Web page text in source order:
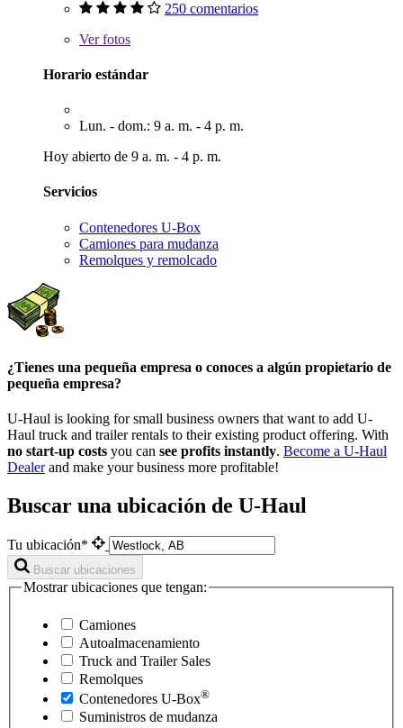
250 comentarios
Verfotos
Horario estándar
Lun. - dom.: 9 a. m. - 4 p. m.
Hoy abierto de 9 a. m. - 4 p. m.
Servicios
Contenedores U-Box
Camiones para mudanza
Remolques y remolcado
¿Tienes una pequeña empresa o conoces a algún propietario de
pequeña empresa?
U-Haul is looking for small business owners that want to add U-
Haul truck and trailer rentals to their existing product offering. With
no start-up costs you can see profits instantly. Become a U-Haul
Dealerand make your business more profitable!
Buscar una ubicación de U-Haul
Tu ubicación*
Buscar ubicaciones
Mostrar ubicaciones que tengan:
Camiones
Autoalmacenamiento
Truck and Trailer Sales
Remolques
Contenedores U-Box®
Suministros de mudanza